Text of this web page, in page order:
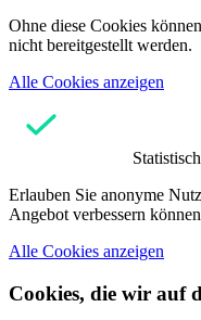
Ohne diese Cookies
nicht bereitgestellt werden.
Alle Cookies anzeigen
Erlauben Sie anonyme
Angebot verbessern
Alle Cookies anzeigen
Cookies, die wir auf